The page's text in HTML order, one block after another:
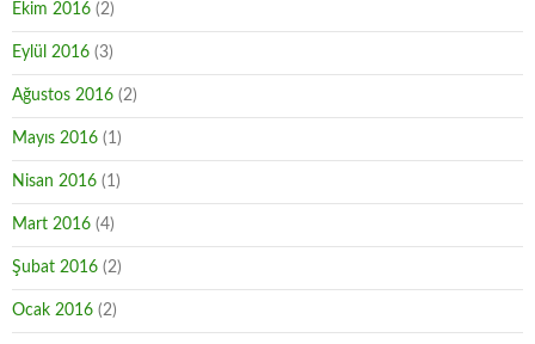
Ekim 2016 (2)
Eylül 2016 (3)
Ağustos 2016 (2)
Mayıs 2016 (1)
Nisan 2016 (1)
Mart 2016 (4)
Şubat 2016 (2)
Ocak 2016 (2)